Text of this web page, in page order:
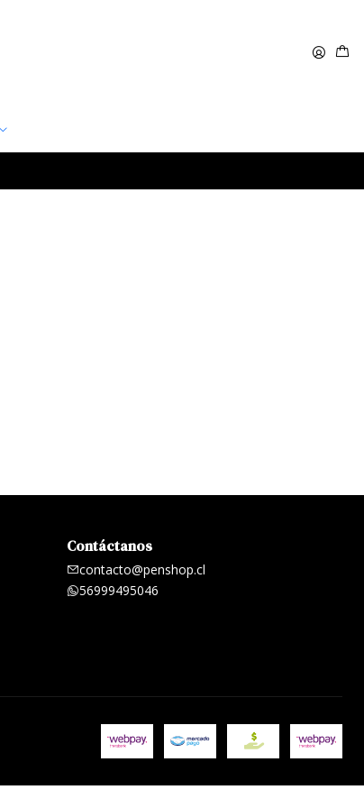
Contáctanos
contacto@penshop.cl
56999495046